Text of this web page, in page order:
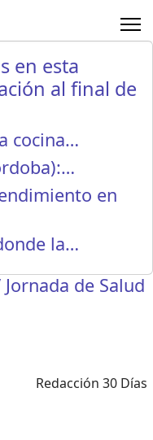
en esta
al final de
cocina…
en
la…
de Salud
Redacción 30 Días